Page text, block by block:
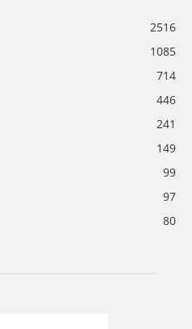
2516
1085
714
446
241
149
99
97
80